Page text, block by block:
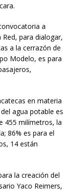
a
para dialogar,
a la cerrazón de
Modelo, es para
en materia
agua potable es
455 milímetros, la
86% es para el
14 están
la creación del
Yaco Reimers,